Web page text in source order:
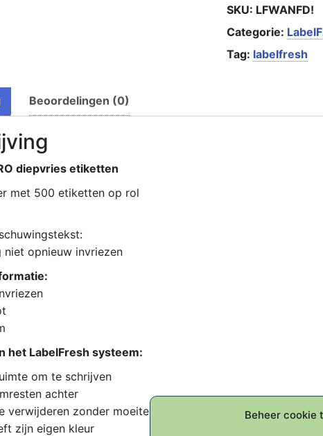
Beheer cookie
SKU: LFWANFD!
Categorie:
Tag: labelfresh
Beoordelingen (0)
diepvries etiketten
met 500 etiketten op rol
niet opnieuw invriezen
het LabelFresh systeem:
om te schrijven
achter
verwijderen zonder moeite
zijn eigen kleur